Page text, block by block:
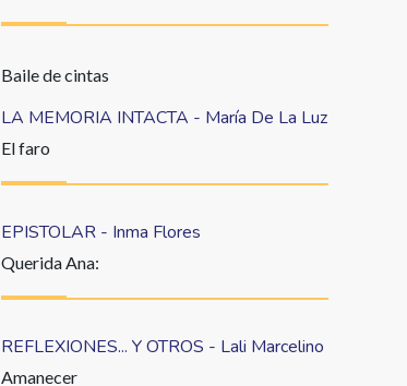
Baile de cintas
LA MEMORIA INTACTA - María De La Luz
El faro
EPISTOLAR - Inma Flores
Querida Ana:
REFLEXIONES... Y OTROS - Lali Marcelino
Amanecer